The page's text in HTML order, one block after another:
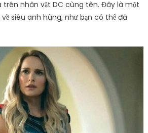
trên nhân vật DC cùng tên. Đây là một
siêu anh hùng, như bạn có thể đã